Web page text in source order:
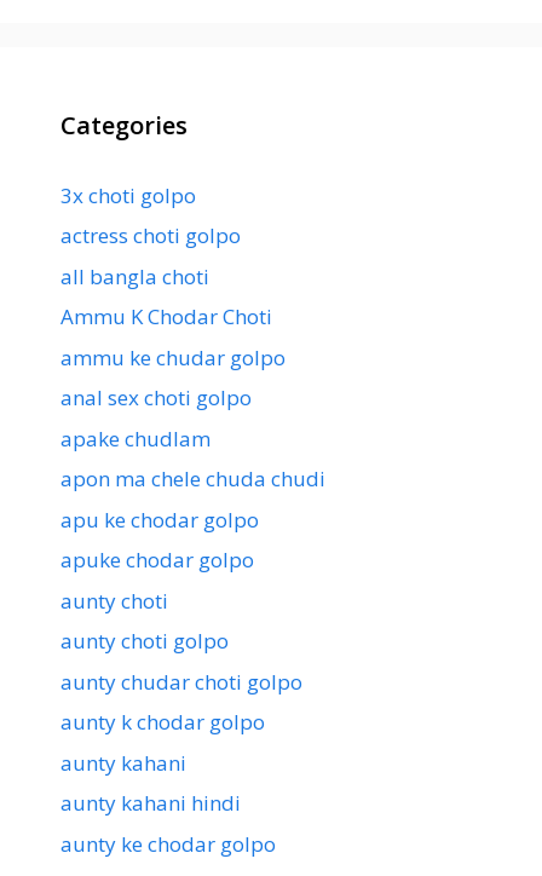
Categories
3x choti golpo
actress choti golpo
all bangla choti
Ammu K Chodar Choti
ammu ke chudar golpo
anal sex choti golpo
apake chudlam
apon ma chele chuda chudi
apu ke chodar golpo
apuke chodar golpo
aunty choti
aunty choti golpo
aunty chudar choti golpo
aunty k chodar golpo
aunty kahani
aunty kahani hindi
aunty ke chodar golpo